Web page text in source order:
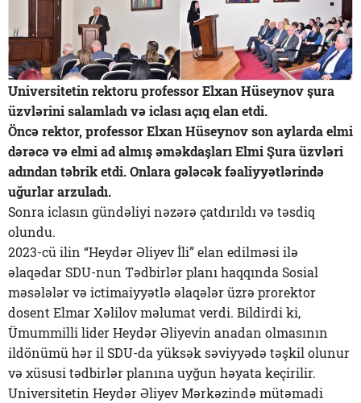
Universitetin rektoru professor Elxan Hüseynov şura
üzvlərini salamladı və iclası açıq elan etdi.
Öncə rektor, professor Elxan Hüseynov son aylarda elmi
dərəcə və elmi ad almış əməkdaşları Elmi Şura üzvləri
adından təbrik etdi. Onlara gələcək fəaliyyətlərində
uğurlar arzuladı.
Sonra iclasın gündəliyi nəzərə çatdırıldı və təsdiq
olundu.
2023-cü ilin “Heydər Əliyev İli” elan edilməsi ilə
əlaqədar SDU-nun Tədbirlər planı haqqında Sosial
məsələlər və ictimaiyyətlə əlaqələr üzrə prorektor
dosent Elmar Xəlilov məlumat verdi. Bildirdi ki,
Ümummilli lider Heydər Əliyevin anadan olmasının
ildönümü hər il SDU-da yüksək səviyyədə təşkil olunur
və xüsusi tədbirlər planına uyğun həyata keçirilir.
Universitetin Heydər Əliyev Mərkəzində mütəmadi